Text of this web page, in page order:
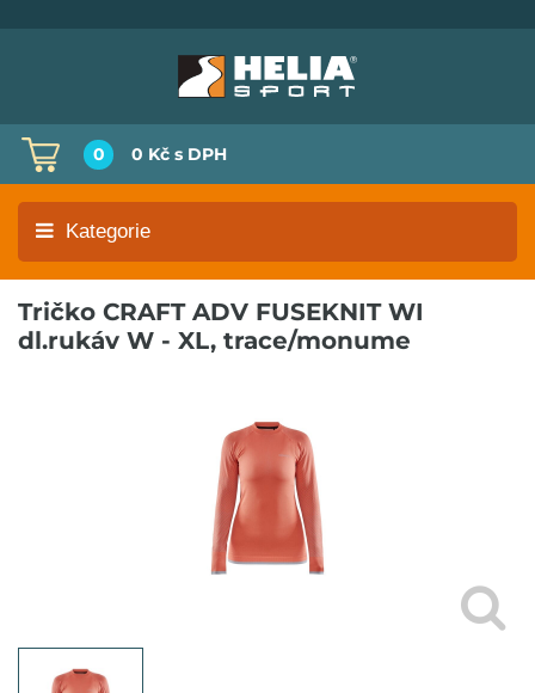
0 0 Kč s DPH
Kategorie
Tričko CRAFT ADV FUSEKNIT WI
dl.rukáv W - XL, trace/monume